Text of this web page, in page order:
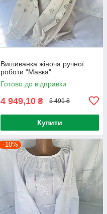
Вишиванка жіноча ручної
роботи "Мавка"
Готово до відправки
4 949,10 ₴ 5 499 ₴
Купити
–10%